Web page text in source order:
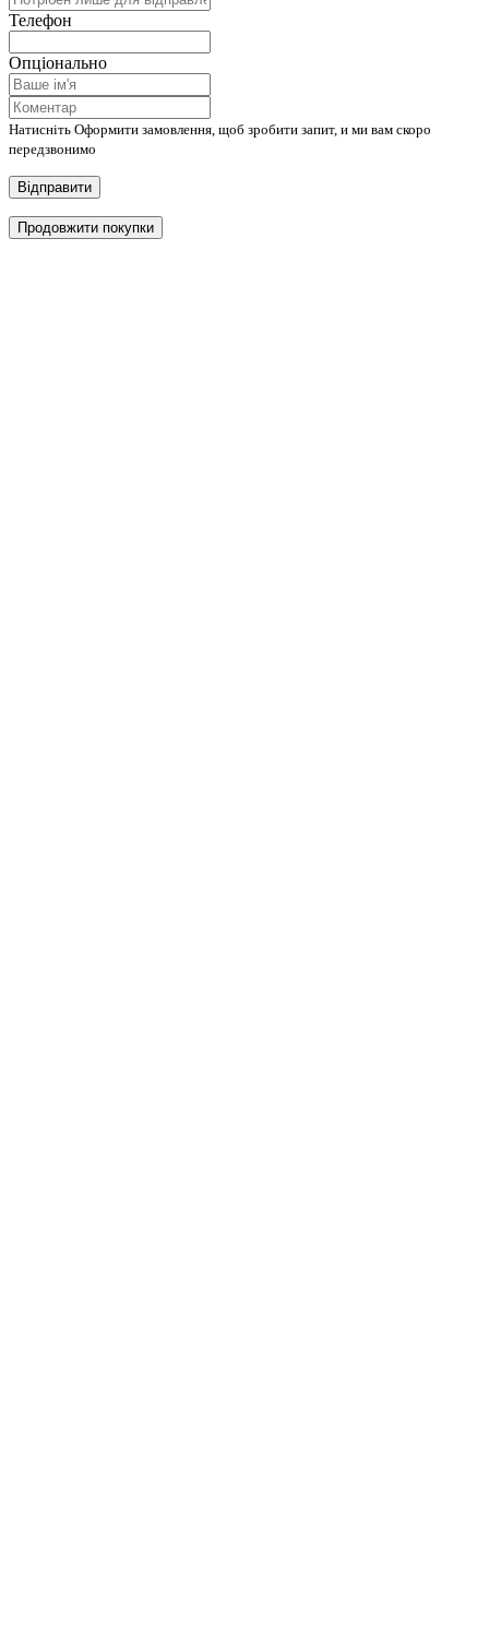
Телефон
Опціонально
Натисніть Оформити замовлення, щоб зробити запит, и ми вам скоро
передзвонимо
Відправити
Продовжити покупки